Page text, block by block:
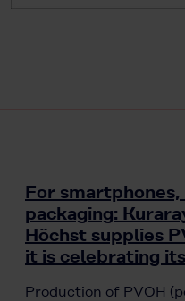
For
packaging:
Höchst supplies
it is celebrating
Production of PVOH